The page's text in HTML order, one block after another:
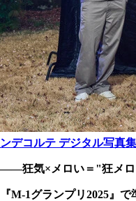
ンデコルテ デジタル写真集
――狂気×メロい＝"狂メロ
『M-1グランプリ2025』